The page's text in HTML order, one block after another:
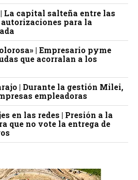
La capital salteña entre las
para la
| Empresario pyme
que acorralan a los
| Durante la gestión Milei,
empleadoras
en las redes | Presión a la
que no vote la entrega de